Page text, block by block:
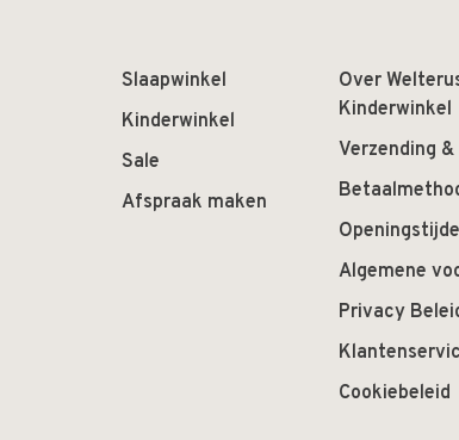
Slaapwinkel
Kinderwinkel
Sale
Afspraak maken
Over
Kinderwinkel
Verzending
Algemene
Privacy
Cookiebeleid